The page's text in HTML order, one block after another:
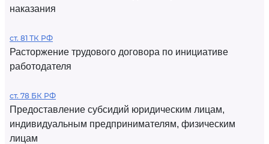
наказания
ст. 81 ТК РФ
Расторжение трудового договора по инициативе
работодателя
ст. 78 БК РФ
Предоставление субсидий юридическим лицам,
индивидуальным предпринимателям, физическим
лицам